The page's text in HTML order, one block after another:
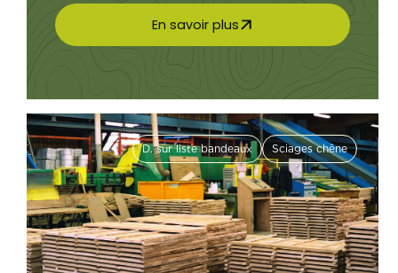
En savoir plus
D. sur liste bandeaux Sciages chêne